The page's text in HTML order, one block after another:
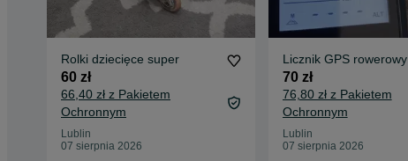
Rolki dziecięce super
60 zł
66,40 zł z Pakietem
Ochronnym
Lublin
07 sierpnia 2026
Licznik GPS rowerowy
70 zł
76,80 zł z Pakietem
Ochronnym
Lublin
07 sierpnia 2026